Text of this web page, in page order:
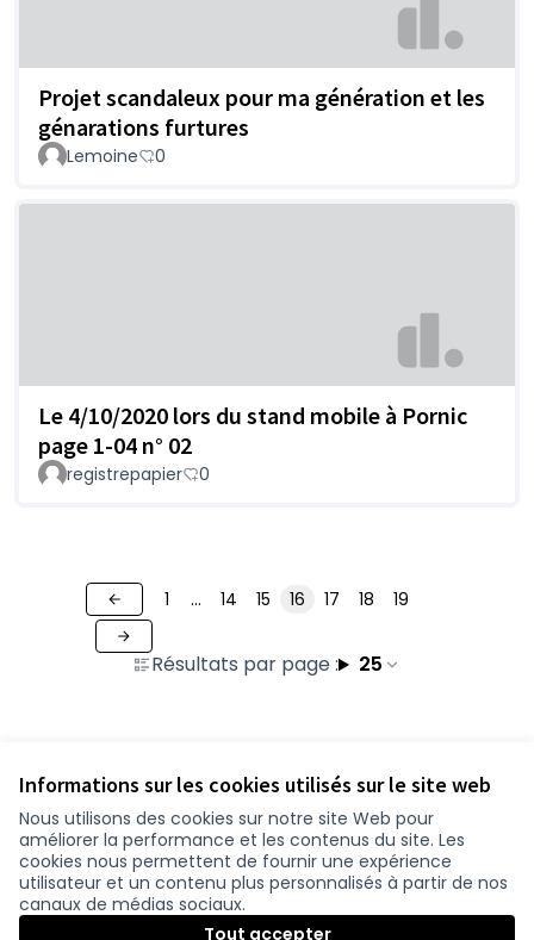
Informations sur les cookies utilisés sur le site web
Nous utilisons des cookies sur notre site Web pour
améliorer la performance et les contenus du site. Les
cookies nous permettent de fournir une expérience
utilisateur et un contenu plus personnalisés à partir de nos
canaux de médias sociaux.
Tout accepter
Projet scandaleux pour ma génération et les
génarations furtures
Lemoine 0
Le 4/10/2020 lors du stand mobile à Pornic
page 1-04 n° 02
registrepapier 0
Résultats par page : 25
1 … 14 15 16 17 18 19
Conditions d'utilisation
Paramètres des cookies
participer.loire-atlantique.fr sur Facebook
(Nouvelle fenêtre)
participer.loire-atlantique.fr sur Instagram
(Nouvelle fenêtre)
participer.loire-atlantique.fr sur YouTube
(Nouvelle fenêtre)